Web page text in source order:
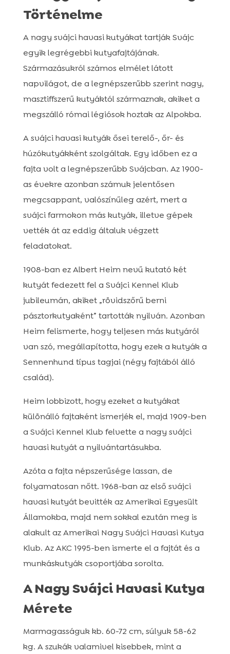
Történelme
A nagy svájci havasi kutyákat tartják Svájc
egyik legrégebbi kutyafajtájának.
Származásukról számos elmélet látott
napvilágot, de a legnépszerűbb szerint nagy,
masztiffszerű kutyáktól származnak, akiket a
megszálló római légiósok hoztak az Alpokba.
A svájci havasi kutyák ősei terelő-, őr- és
húzókutyákként szolgáltak. Egy időben ez a
fajta volt a legnépszerűbb Svájcban. Az 1900-
as évekre azonban számuk jelentősen
megcsappant, valószínűleg azért, mert a
svájci farmokon más kutyák, illetve gépek
vették át az eddig általuk végzett
feladatokat.
1908-ban ez Albert Heim nevű kutató két
kutyát fedezett fel a Svájci Kennel Klub
jubileumán, akiket „rövidszőrű berni
pásztorkutyaként” tartották nyilván. Azonban
Heim felismerte, hogy teljesen más kutyáról
van szó, megállapította, hogy ezek a kutyák a
Sennenhund típus tagjai (négy fajtából álló
család).
Heim lobbizott, hogy ezeket a kutyákat
különálló fajtaként ismerjék el, majd 1909-ben
a Svájci Kennel Klub felvette a nagy svájci
havasi kutyát a nyilvántartásukba.
Azóta a fajta népszerűsége lassan, de
folyamatosan nőtt. 1968-ban az első svájci
havasi kutyát bevitték az Amerikai Egyesült
Államokba, majd nem sokkal ezután meg is
alakult az Amerikai Nagy Svájci Havasi Kutya
Klub. Az AKC 1995-ben ismerte el a fajtát és a
munkáskutyák csoportjába sorolta.
A Nagy Svájci Havasi Kutya
Mérete
Marmagasságuk kb. 60-72 cm, súlyuk 58-62
kg. A szukák valamivel kisebbek, mint a